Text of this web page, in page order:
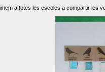
a totes les escoles a compartir les